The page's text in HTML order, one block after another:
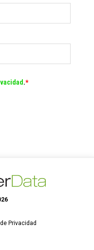
.*
Privacidad